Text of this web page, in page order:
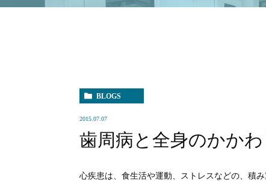
BLOGS
2015.07.07
歯周病と全身のかか
心疾患は、食生活や運動、ストレスなどの、積